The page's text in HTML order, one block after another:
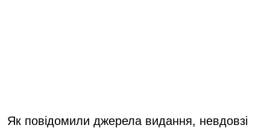
Як повідомили джерела видання, невдовзі